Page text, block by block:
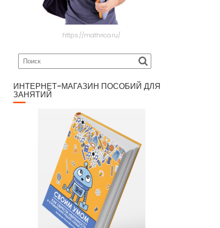
https://mathrica.ru/
ИНТЕРНЕТ-МАГАЗИН ПОСОБИЙ ДЛЯ
ЗАНЯТИЙ